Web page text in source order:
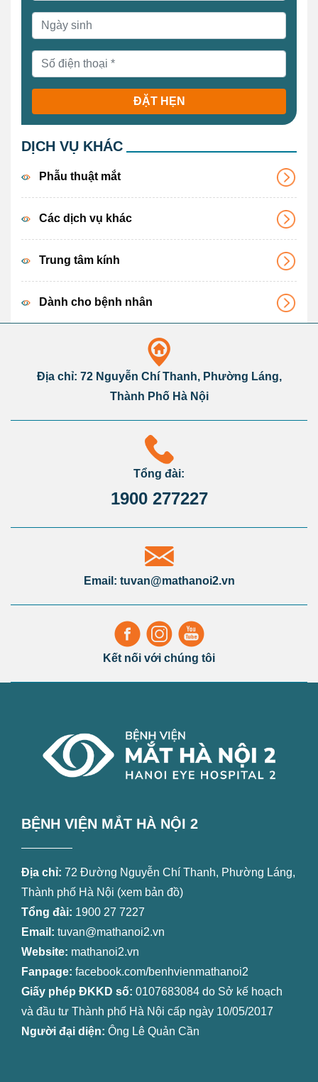
ĐẶT HẸN
DỊCH VỤ KHÁC
Phẫu thuật mắt
Các dịch vụ khác
Trung tâm kính
Dành cho bệnh nhân
Địa chỉ: 72 Nguyễn Chí Thanh, Phường Láng,
Thành Phố Hà Nội
Tổng đài:
1900 277227
Email: tuvan@mathanoi2.vn
Kết nối với chúng tôi
BỆNH VIỆN MẮT HÀ NỘI 2
Địa chỉ: 72 Đường Nguyễn Chí Thanh, Phường Láng,
Thành phố Hà Nội (xem bản đồ)
Tổng đài: 1900 27 7227
Email: tuvan@mathanoi2.vn
Website: mathanoi2.vn
Fanpage: facebook.com/benhvienmathanoi2
Giấy phép ĐKKD số: 0107683084 do Sở kế hoạch
và đầu tư Thành phố Hà Nội cấp ngày 10/05/2017
Người đại diện: Ông Lê Quản Cần